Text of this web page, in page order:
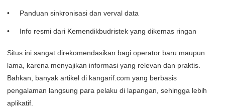
Panduan sinkronisasi dan verval data
Info resmi dari Kemendikbudristek yang dikemas ringan
Situs ini sangat direkomendasikan bagi operator baru maupun
lama, karena menyajikan informasi yang relevan dan praktis.
Bahkan, banyak artikel di kangarif.com yang berbasis
pengalaman langsung para pelaku di lapangan, sehingga lebih
aplikatif.